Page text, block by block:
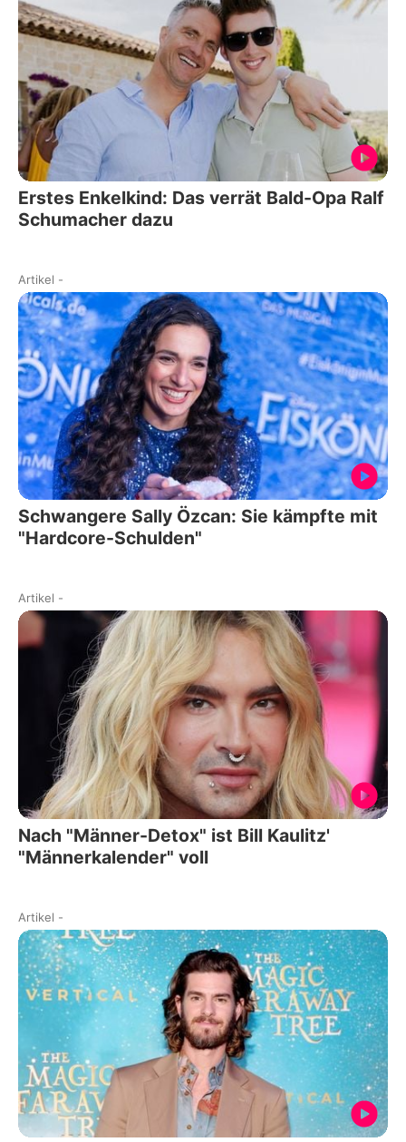
Erstes Enkelkind: Das verrät Bald-Opa Ralf
Schumacher dazu
Artikel -
Schwangere Sally Özcan: Sie kämpfte mit
"Hardcore-Schulden"
Artikel -
Nach "Männer-Detox" ist Bill Kaulitz'
"Männerkalender" voll
Artikel -